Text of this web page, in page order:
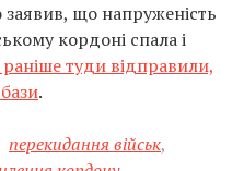
що напруженість
кордоні спала і
раніше туди відправили,
.
перекидання військ,